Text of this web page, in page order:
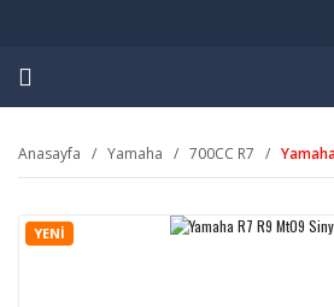
Anasayfa Yamaha 700CC R7
YENİ